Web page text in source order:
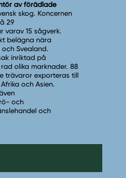
av förädlade
skog. Koncernen
29
varav 15 sågverk.
belägna nära
Svealand.
inriktad på
olika marknader. 88
trävaror exporteras till
och Asien.
och
och